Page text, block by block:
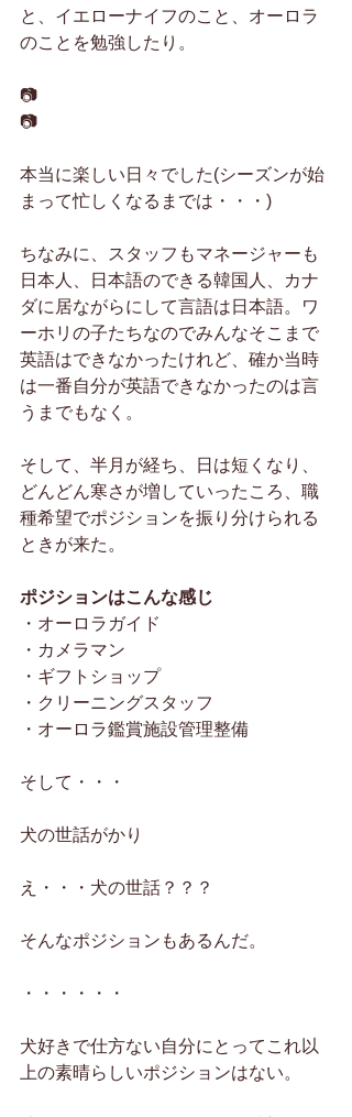
と、イエローナイフのこと、オーロラ
のことを勉強したり。
📷
📷
本当に楽しい日々でした(シーズンが始
まって忙しくなるまでは・・・)
ちなみに、スタッフもマネージャーも
日本人、日本語のできる韓国人、カナ
ダに居ながらにして言語は日本語。ワ
ーホリの子たちなのでみんなそこまで
英語はできなかったけれど、確か当時
は一番自分が英語できなかったのは言
うまでもなく。
そして、半月が経ち、日は短くなり、
どんどん寒さが増していったころ、職
種希望でポジションを振り分けられる
ときが来た。
ポジションはこんな感じ
・オーロラガイド
・カメラマン
・ギフトショップ
・クリーニングスタッフ
・オーロラ鑑賞施設管理整備
そして・・・
犬の世話がかり
え・・・犬の世話？？？
そんなポジションもあるんだ。
・・・・・・
犬好きで仕方ない自分にとってこれ以
上の素晴らしいポジションはない。